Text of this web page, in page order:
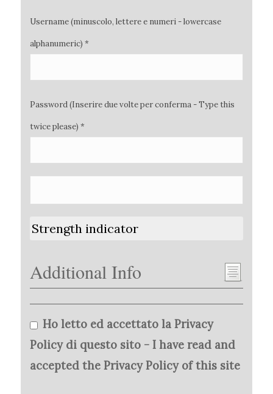
Username (minuscolo, lettere e numeri - lowercase
alphanumeric) *
Password (Inserire due volte per conferma - Type this
twice please) *
Strength indicator
Additional Info
Ho letto ed accettato la Privacy
Policy di questo sito - I have read and
accepted the Privacy Policy of this site